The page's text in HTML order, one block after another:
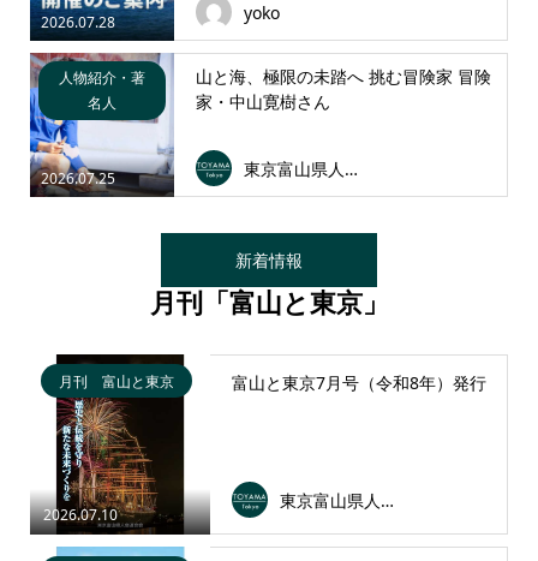
2026.07.28 yoko
2026.07.25
人物紹介・著
名人
山と海、極限の未踏へ 挑む冒険家 冒険
家・中山寛樹さん
東京富山県人会連合会
新着情報
月刊「富山と東京」
2026.07.10
月刊 富山と東京 富山と東京7月号（令和8年）発行
東京富山県人会連合会